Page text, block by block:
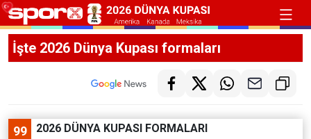
İşte 2026 Dünya Kupası formaları
99 2026 DÜNYA KUPASI FORMALARI